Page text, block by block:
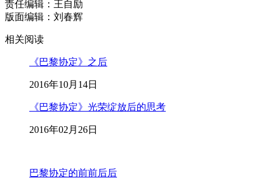
责任编辑：王自励
版面编辑：刘春辉
相关阅读
《巴黎协定》之后
2016年10月14日
《巴黎协定》光荣绽放后的思考
2016年02月26日
巴黎协定的前前后后